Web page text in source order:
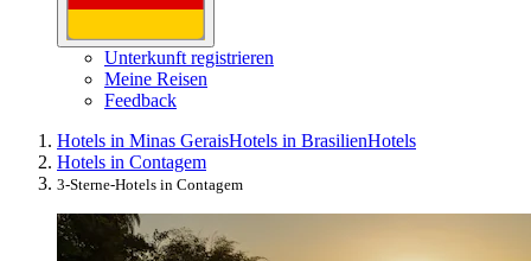
Unterkunft registrieren
Meine Reisen
Feedback
Hotels in Minas GeraisHotels in BrasilienHotels
Hotels in Contagem
3-Sterne-Hotels in Contagem